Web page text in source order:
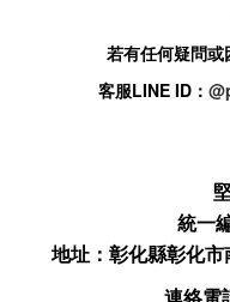
若有任何疑問
客服LINE ID：
堅
統一
地址： 彰化縣彰化